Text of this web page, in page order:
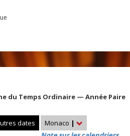
du Temps Ordinaire — Année Paire
dates Monaco |